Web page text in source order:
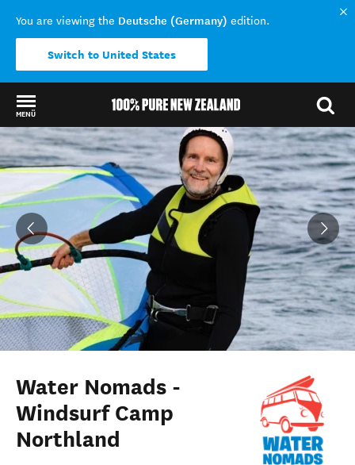
You are viewing the Deutsche (Germany) edition.
Switch to United States
MENÜ
Back to my results
Water Nomads -
Windsurf Camp
Northland